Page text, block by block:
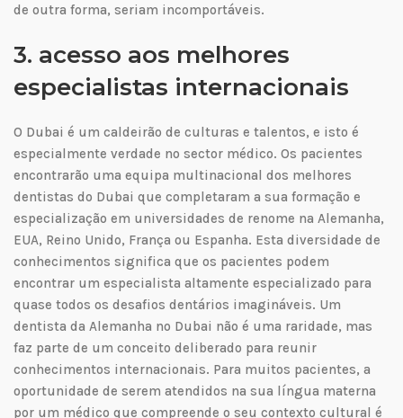
de outra forma, seriam incomportáveis.
3. acesso aos melhores
especialistas internacionais
O Dubai é um caldeirão de culturas e talentos, e isto é
especialmente verdade no sector médico. Os pacientes
encontrarão uma equipa multinacional dos melhores
dentistas do Dubai que completaram a sua formação e
especialização em universidades de renome na Alemanha,
EUA, Reino Unido, França ou Espanha. Esta diversidade de
conhecimentos significa que os pacientes podem
encontrar um especialista altamente especializado para
quase todos os desafios dentários imagináveis. Um
dentista da Alemanha no Dubai não é uma raridade, mas
faz parte de um conceito deliberado para reunir
conhecimentos internacionais. Para muitos pacientes, a
oportunidade de serem atendidos na sua língua materna
por um médico que compreende o seu contexto cultural é